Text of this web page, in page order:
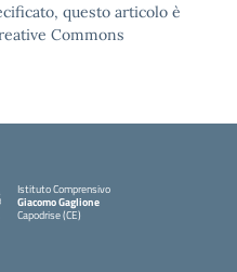
questo articolo è
Commons
Istituto Comprensivo
Giacomo Gaglione
Capodrise (CE)
— Visita la pagina iniziale della scuola